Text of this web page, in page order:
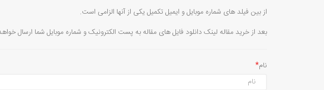
از بین فیلد های شماره موبایل و ایمیل تکمیل یکی از آنها الزامی است.
بعد از خرید مقاله لینک دانلود فایل های مقاله به پست الکترونیک و شماره موبایل شما ارسال
نام